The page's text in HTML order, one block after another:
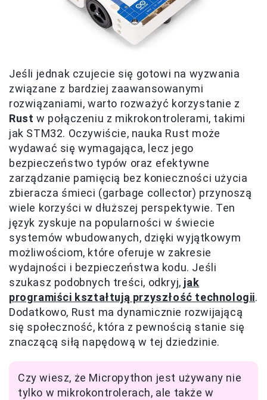
Jeśli jednak czujecie się gotowi na wyzwania
związane z bardziej zaawansowanymi
rozwiązaniami, warto rozważyć korzystanie z
Rust w połączeniu z mikrokontrolerami, takimi
jak STM32. Oczywiście, nauka Rust może
wydawać się wymagająca, lecz jego
bezpieczeństwo typów oraz efektywne
zarządzanie pamięcią bez konieczności użycia
zbieracza śmieci (garbage collector) przynoszą
wiele korzyści w dłuższej perspektywie. Ten
język zyskuje na popularności w świecie
systemów wbudowanych, dzięki wyjątkowym
możliwościom, które oferuje w zakresie
wydajności i bezpieczeństwa kodu. Jeśli
szukasz podobnych treści, odkryj, jak
programiści kształtują przyszłość technologii.
Dodatkowo, Rust ma dynamicznie rozwijającą
się społeczność, która z pewnością stanie się
znaczącą siłą napędową w tej dziedzinie.
Czy wiesz, że Micropython jest używany nie
tylko w mikrokontrolerach, ale także w